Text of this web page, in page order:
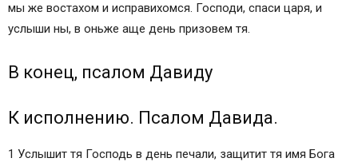
мы же востахом и исправихомся. Господи, спаси царя, и
услыши ны, в oньже аще день призовем тя.
В конец, псалом Давиду
К исполнению. Псалом Давида.
1 Услышит тя Господь в день печали, защитит тя имя Бога